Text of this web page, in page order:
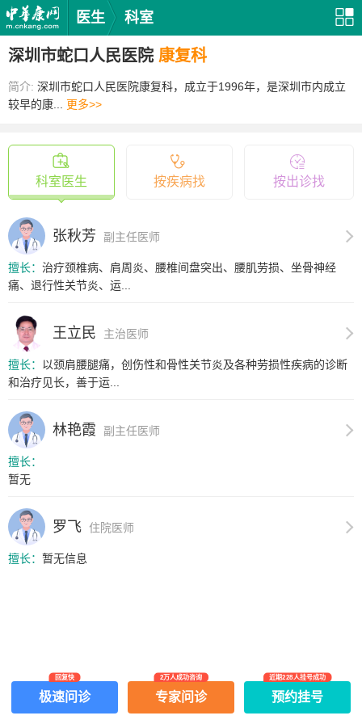
医生 科室
深圳市蛇口人民医院 康复科
简介: 深圳市蛇口人民医院康复科，成立于1996年，是深圳市内成立
较早的康... 更多>>
科室医生 按疾病找 按出诊找
张秋芳 副主任医师
擅长： 治疗颈椎病、肩周炎、腰椎间盘突出、腰肌劳损、坐骨神经
痛、退行性关节炎、运...
王立民 主治医师
擅长： 以颈肩腰腿痛，创伤性和骨性关节炎及各种劳损性疾病的诊断
和治疗见长，善于运...
林艳霞 副主任医师
擅长：
暂无
罗飞 住院医师
擅长： 暂无信息
网上有害信息举报专区
Copyright ©
中华康网 版权所有
极速问诊
回复快
专家问诊
2万人成功咨询
预约挂号
近期228人挂号成功